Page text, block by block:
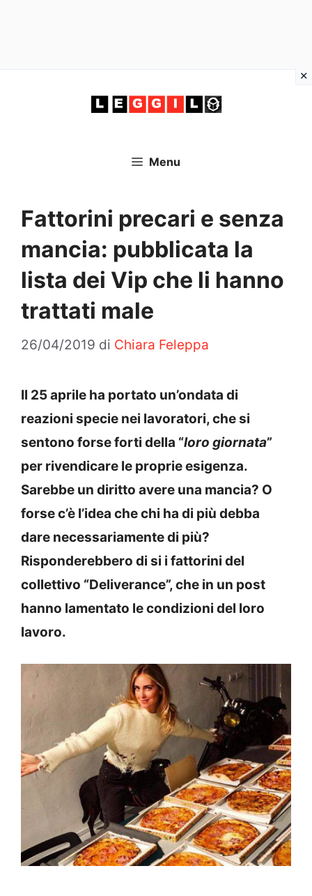
Menu
Fattorini precari e senza
mancia: pubblicata la
lista dei Vip che li hanno
trattati male
26/04/2019 di Chiara Feleppa
Il 25 aprile ha portato un’ondata di
reazioni specie nei lavoratori, che si
sentono forse forti della “loro giornata”
per rivendicare le proprie esigenza.
Sarebbe un diritto avere una mancia? O
forse c’è l’idea che chi ha di più debba
dare necessariamente di più?
Risponderebbero di si i fattorini del
collettivo “Deliverance”, che in un post
hanno lamentato le condizioni del loro
lavoro.